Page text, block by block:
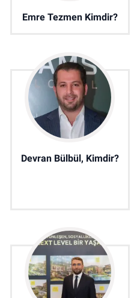
Emre Tezmen Kimdir?
Devran Bülbül, Kimdir?